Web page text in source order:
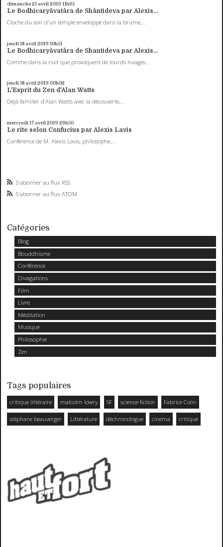
dimanche 21 avril 2019 11h35
Le Bodhicaryâvatâra de Shântideva par Alexis...
Cloche du soir d'un temple enveloppé dans la brume,...
jeudi 18 avril 2019 10h51
Le Bodhicaryâvatâra de Shantideva par Alexis...
Comme dans la nuit que provoquent de lourds nuages...
jeudi 18 avril 2019 00h02
L'Esprit du Zen d'Alan Watts
Déjà familier d’Alan Watts avec la découverte,...
mercredi 17 avril 2019 23h50
Le rite selon Confucius par Alexis Lavis
Conférence de M. Alexis Lavis, philosophe,...
S'abonner au flux RSS
S'abonner au flux ATOM
Catégories
Blog
Bouddhisme
Conférence
Divagations
Film
Livre
Méditation
Musique
Philosophie
Zen
Tags populaires
critique littéraire malcolm lowry SF science-fiction Fabrice Colin
stéphane beauverger Littérature déchronologue cinema critique